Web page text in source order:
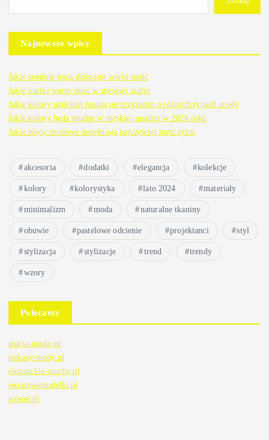
Najnowsze wpisy
Jakie spodnie poza dżinsami warto nosić
Jakie kurtki warto mieć w męskiej szafie
Jakie kolory najlepiej pasują mężczyznom o różnych typach urody
Jakie kolory będą modne w męskiej modzie w 2026 roku
Jakie błędy modowe popełniają najczęściej mężczyźni
akcesoria dodatki elegancja kolekcje
kolory kolorystyka lato 2024 materiały
minimalizm moda naturalne tkaniny
obuwie pastelowe odcienie projektanci styl
stylizacja stylizacje trend trendy
wzory
Polecamy
marta-moda.eu
pokazy-mody.pl
eleganckie-muchy.pl
swiatowemodelki.pl
wester.pl